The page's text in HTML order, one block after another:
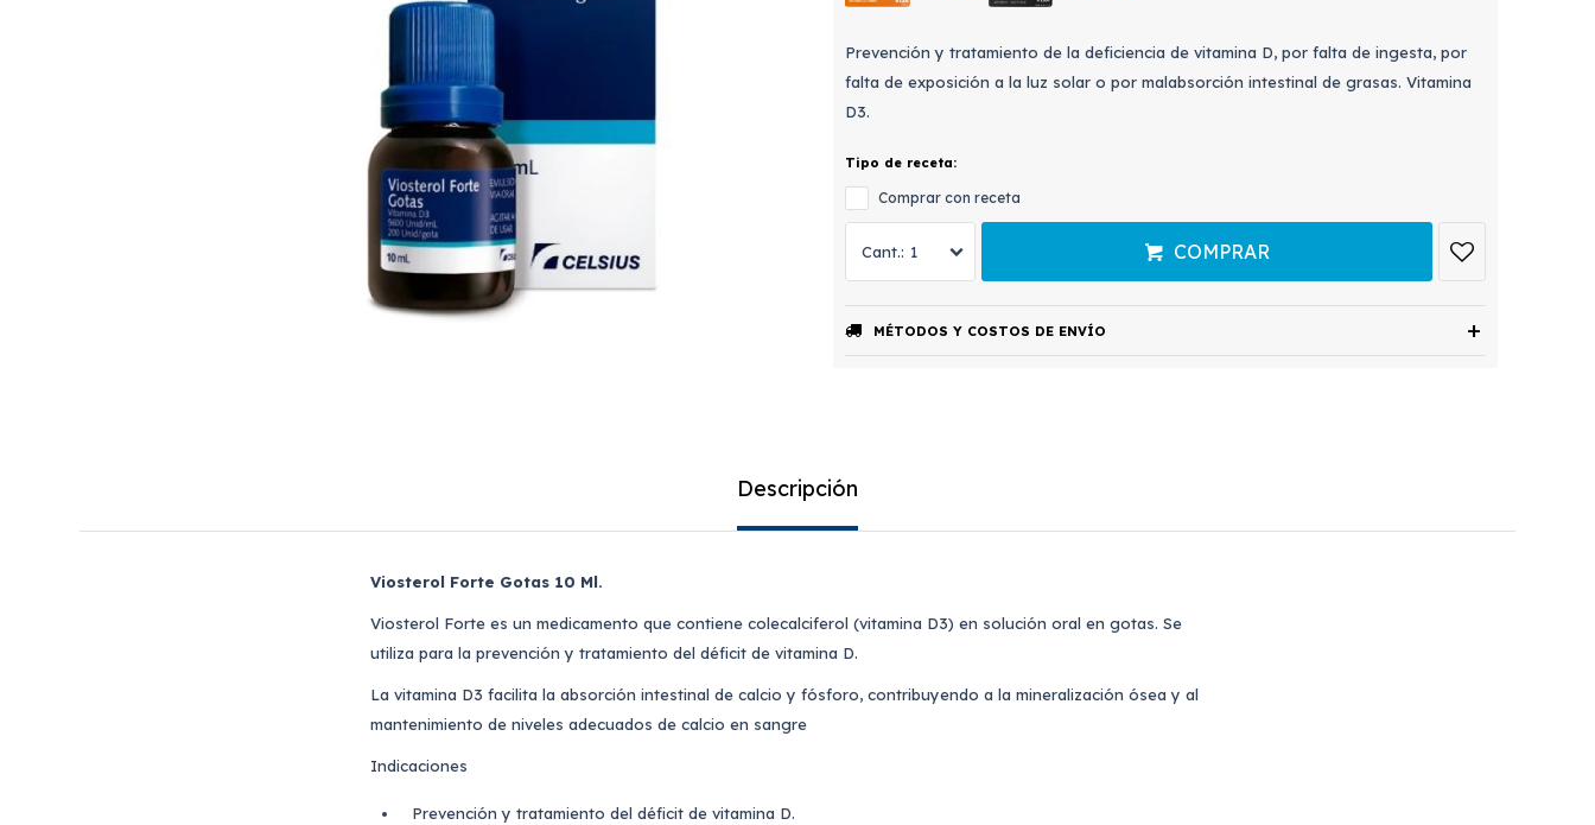
Prevención y tratamiento de la deficiencia de vitamina D, por falta de ingesta, por
falta de exposición a la luz solar o por malabsorción intestinal de grasas. Vitamina
D3.
Tipo de receta:
Comprar con receta
1 COMPRAR
MÉTODOS Y COSTOS DE ENVÍO
Descripción
Viosterol Forte Gotas 10 Ml.
Viosterol Forte es un medicamento que contiene colecalciferol (vitamina D3) en solución oral en gotas. Se
utiliza para la prevención y tratamiento del déficit de vitamina D.
La vitamina D3 facilita la absorción intestinal de calcio y fósforo, contribuyendo a la mineralización ósea y al
mantenimiento de niveles adecuados de calcio en sangre
Indicaciones
Prevención y tratamiento del déficit de vitamina D.